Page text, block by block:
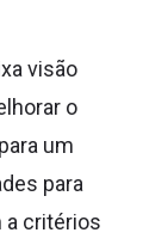
visão
o
um
para
a critérios